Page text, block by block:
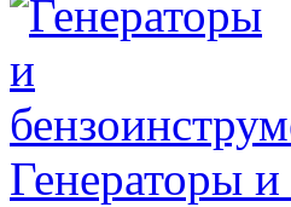
Генераторы